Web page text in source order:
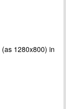
1280x800) in